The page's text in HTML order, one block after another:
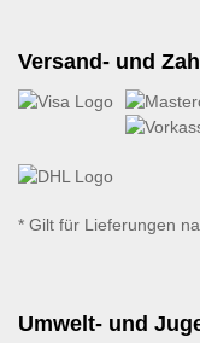
Versand- und
* Gilt für Lieferungen
Umwelt- und